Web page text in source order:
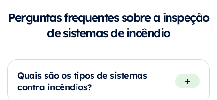
Perguntas frequentes sobre a inspeção
de sistemas de incêndio
Quais são os tipos de sistemas
contra incêndios?